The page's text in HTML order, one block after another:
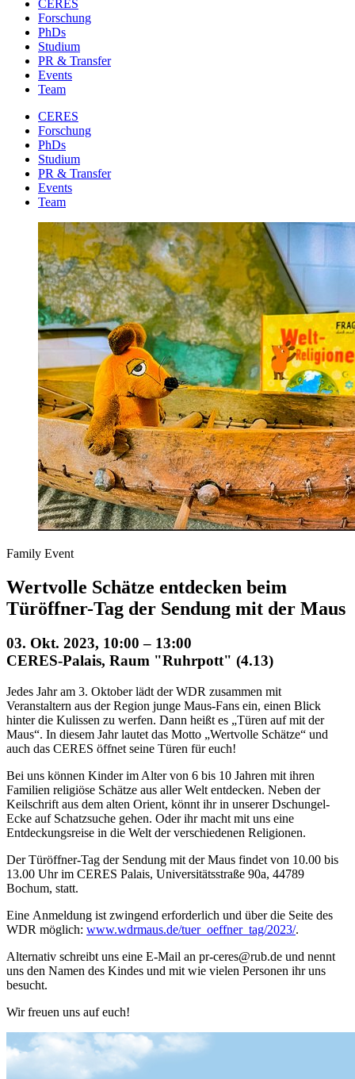
CERES
Forschung
PhDs
Studium
PR & Transfer
Events
Team
CERES
Forschung
PhDs
Studium
PR & Transfer
Events
Team
Family Event
Wertvolle Schätze entdecken beim
Türöffner-Tag der Sendung mit der Maus
03. Okt. 2023, 10:00 – 13:00
CERES-Palais, Raum "Ruhrpott" (4.13)
Jedes Jahr am 3. Oktober lädt der WDR zusammen mit
Veranstaltern aus der Region junge Maus-Fans ein, einen Blick
hinter die Kulissen zu werfen. Dann heißt es „Türen auf mit der
Maus“. In diesem Jahr lautet das Motto „Wertvolle Schätze“ und
auch das CERES öffnet seine Türen für euch!
Bei uns können Kinder im Alter von 6 bis 10 Jahren mit ihren
Familien religiöse Schätze aus aller Welt entdecken. Neben der
Keilschrift aus dem alten Orient, könnt ihr in unserer Dschungel-
Ecke auf Schatzsuche gehen. Oder ihr macht mit uns eine
Entdeckungsreise in die Welt der verschiedenen Religionen.
Der Türöffner-Tag der Sendung mit der Maus findet von 10.00 bis
13.00 Uhr im CERES Palais, Universitätsstraße 90a, 44789
Bochum, statt.
Eine Anmeldung ist zwingend erforderlich und über die Seite des
WDR möglich: www.wdrmaus.de/tuer_oeffner_tag/2023/.
Alternativ schreibt uns eine E-Mail an pr-ceres@rub.de und nennt
uns den Namen des Kindes und mit wie vielen Personen ihr uns
besucht.
Wir freuen uns auf euch!